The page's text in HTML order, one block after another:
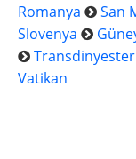
Romanya
San
Slovenya
Transdinyester
Vatikan